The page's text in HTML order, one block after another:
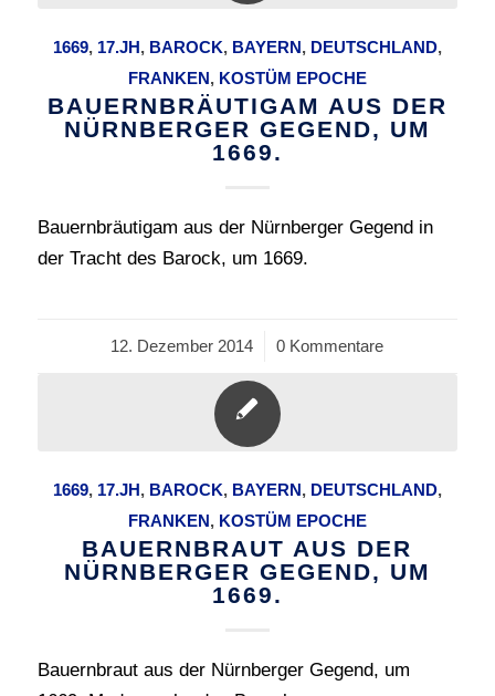
1669, 17.JH, BAROCK, BAYERN, DEUTSCHLAND,
FRANKEN, KOSTÜM EPOCHE
BAUERNBRÄUTIGAM AUS DER
NÜRNBERGER GEGEND, UM
1669.
Bauernbräutigam aus der Nürnberger Gegend in
der Tracht des Barock, um 1669.
12. Dezember 2014
/ 0 Kommentare
1669, 17.JH, BAROCK, BAYERN, DEUTSCHLAND,
FRANKEN, KOSTÜM EPOCHE
BAUERNBRAUT AUS DER
NÜRNBERGER GEGEND, UM
1669.
Bauernbraut aus der Nürnberger Gegend, um